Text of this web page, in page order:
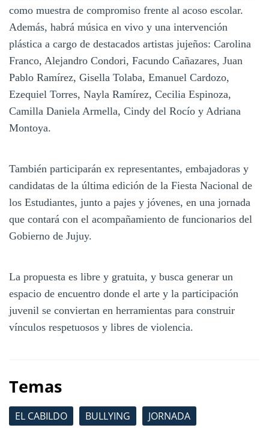
como muestra de compromiso frente al acoso escolar.
Además, habrá música en vivo y una intervención
plástica a cargo de destacados artistas jujeños: Carolina
Franco, Alejandro Condori, Facundo Cañazares, Juan
Pablo Ramírez, Gisella Tolaba, Emanuel Cardozo,
Ezequiel Torres, Nayla Ramírez, Cecilia Espinoza,
Camilla Daniela Armella, Cindy del Rocío y Adriana
Montoya.
También participarán ex representantes, embajadoras y
candidatas de la última edición de la Fiesta Nacional de
los Estudiantes, junto a pajes y jóvenes, en una jornada
que contará con el acompañamiento de funcionarios del
Gobierno de Jujuy.
La propuesta es libre y gratuita, y busca generar un
espacio de encuentro donde el arte y la participación
juvenil se conviertan en herramientas para construir
vínculos respetuosos y libres de violencia.
Temas
EL CABILDO BULLYING JORNADA